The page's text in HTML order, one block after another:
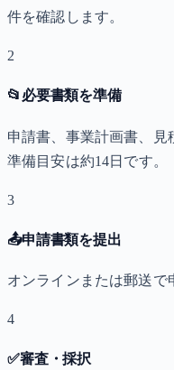
件を確認します。
2
📂 必要書類を準備
申請書、事業計画書、見
準備目安は約14日です。
3
📤申請書類を提出
オンラインまたは郵送で
4
✅審査・採択